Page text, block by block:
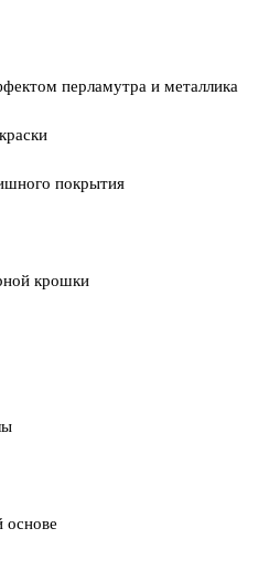
перламутра и металлика
покрытия
крошки
основе